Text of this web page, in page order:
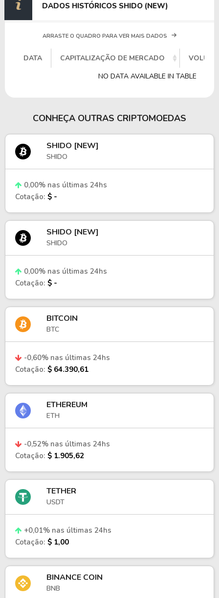
DADOS HISTÓRICOS SHIDO (NEW)
ARRASTE O QUADRO PARA VER MAIS DADOS
DATA CAPITALIZAÇÃO DE MERCADO
VOLUME
NO DATA AVAILABLE IN TABLE
CONHEÇA OUTRAS CRIPTOMOEDAS
SHIDO [NEW]
SHIDO
0,00% nas últimas 24hs
Cotação: $ -
SHIDO [NEW]
SHIDO
0,00% nas últimas 24hs
Cotação: $ -
BITCOIN
BTC
-0,60% nas últimas 24hs
Cotação: $ 64.390,61
ETHEREUM
ETH
-0,52% nas últimas 24hs
Cotação: $ 1.905,62
TETHER
USDT
+0,01% nas últimas 24hs
Cotação: $ 1,00
BINANCE COIN
BNB